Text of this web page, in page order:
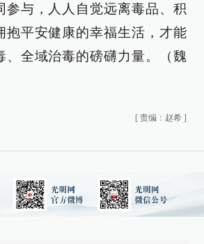
参与，人人自觉远离毒品、积
抱平安健康的幸福生活，才能
、全域治毒的磅礴力量。（魏
[ 责编：赵希 ]